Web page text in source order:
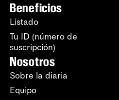
Beneficios
Listado
Tu ID (número de
suscripción)
Nosotros
Sobre la diaria
Equipo